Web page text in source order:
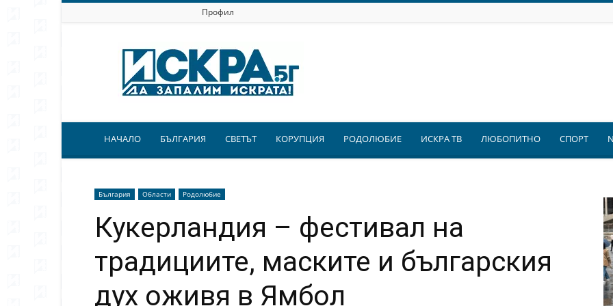
Профил
Искра.бг
НАЧАЛО БЪЛГАРИЯ СВЕТЪТ КОРУПЦИЯ РОДОЛЮБИЕ ИСКРА ТВ ЛЮБОПИТНО СПОРТ
България Области Родолюбие
Кукерландия – фестивал на
традициите, маските и българския
дух оживя в Ямбол